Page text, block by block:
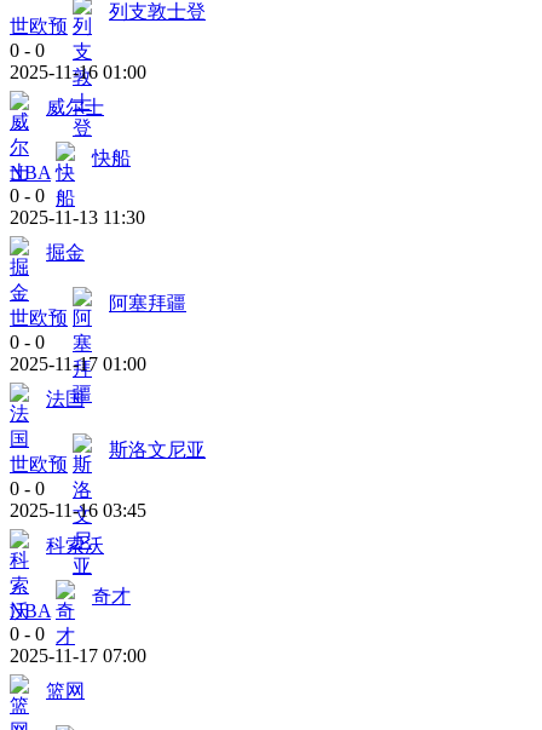
世欧预
列支敦士登
0 - 0
2025-11-16 01:00
威尔士
NBA
快船
0 - 0
2025-11-13 11:30
掘金
世欧预
阿塞拜疆
0 - 0
2025-11-17 01:00
法国
世欧预
斯洛文尼亚
0 - 0
2025-11-16 03:45
科索沃
NBA
奇才
0 - 0
2025-11-17 07:00
篮网